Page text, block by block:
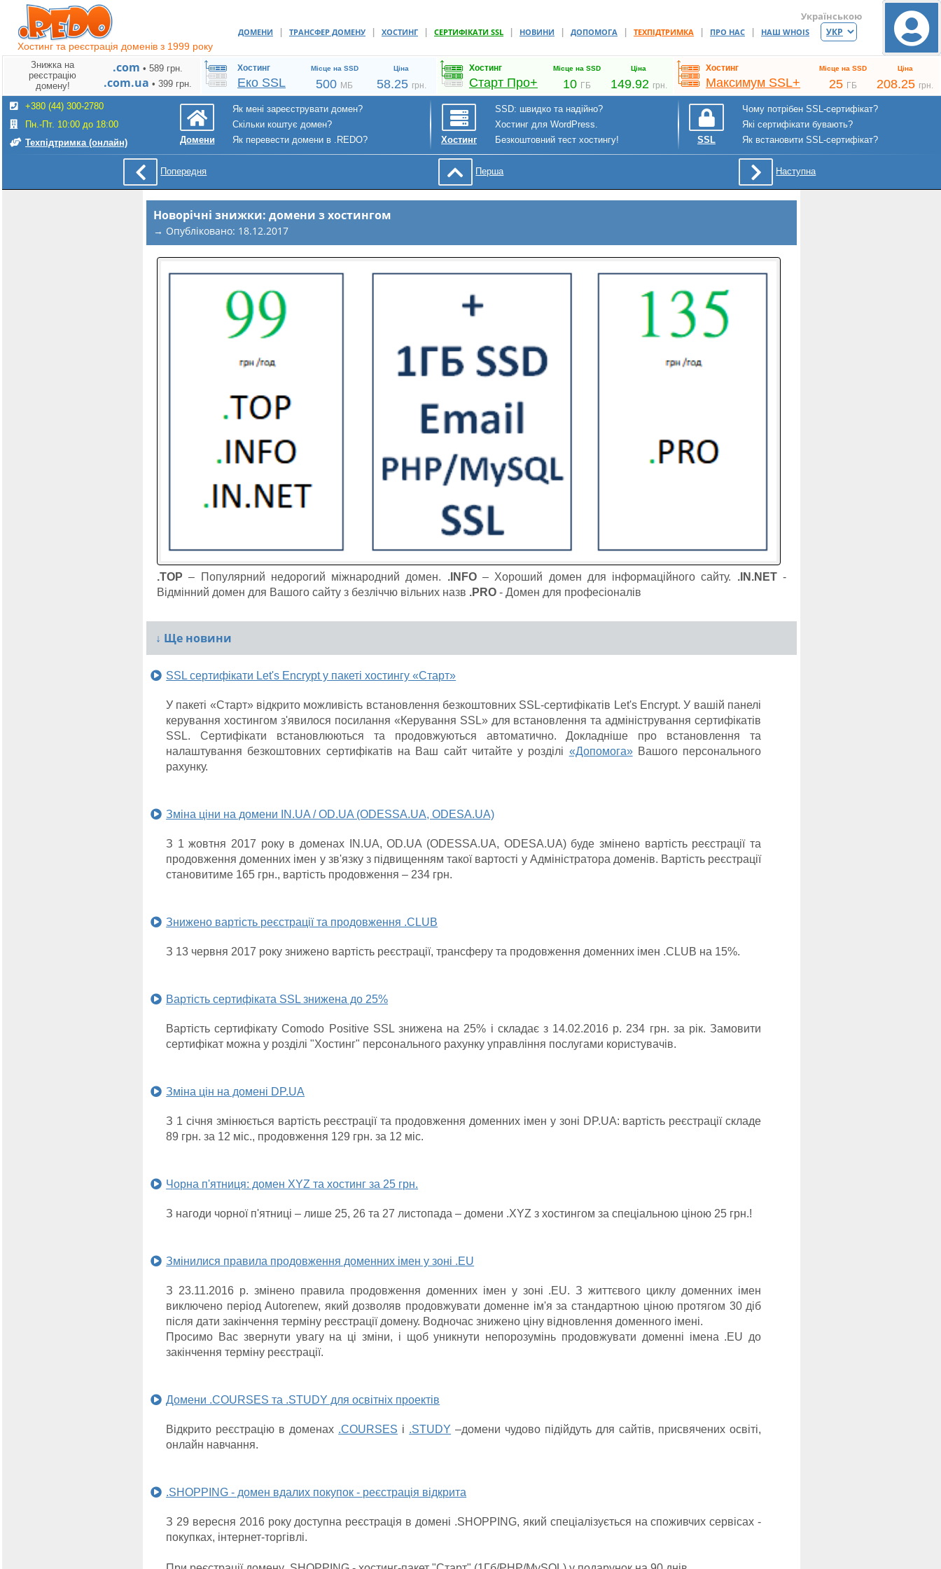
Хостинг та реєстрація доменів з 1999 року
ДОМЕНИ | ТРАНСФЕР ДОМЕНУ | ХОСТИНГ | СЕРТИФІКАТИ SSL | НОВИНИ | ДОПОМОГА | ТЕХПІДТРИМКА | ПРО НАС | НАШ WHOIS
Українською
Знижка на
реєстрацію
домену!
.com • 589 грн.
.com.ua • 399 грн.
Хостинг
Еко SSL
Місце на SSD Ціна
500 МБ 58.25 грн.
Хостинг
Старт Про+
Місце на SSD Ціна
10 ГБ 149.92 грн.
Хостинг
Максимум SSL+
Місце на SSD Ціна
25 ГБ 208.25 грн.
+380 (44) 300-2780
Пн.-Пт. 10:00 до 18:00
Техпідтримка (онлайн)
Домени
Як мені зареєструвати домен?
Скільки коштує домен?
Як перевести домени в .REDO?
Хостинг
SSD: швидко та надійно?
Хостинг для WordPress.
Безкоштовний тест хостингу!
SSL
Чому потрібен SSL-сертифікат?
Які сертифікати бувають?
Як встановити SSL-сертифікат?
Попередня Перша Наступна
Новорічні знижки: домени з хостингом
→ Опубліковано: 18.12.2017
.TOP – Популярний недорогий міжнародний домен. .INFO– Хороший домен для інформаційного сайту. .IN.NET-
Відмінний домен для Вашого сайту з безліччю вільних назв .PRO - Домен для професіоналів
↓ Ще новини
SSL сертифікати Let's Encrypt у пакеті хостингу «Старт»
У пакеті «Старт» відкрито можливість встановлення безкоштовних SSL-сертифікатів Let's Encrypt. У вашій панелі
керування хостингом з'явилося посилання «Керування SSL» для встановлення та адміністрування сертифікатів
SSL. Сертифікати встановлюються та продовжуються автоматично. Докладніше про встановлення та
налаштування безкоштовних сертифікатів на Ваш сайт читайте у розділі «Допомога»Вашого персонального
рахунку.
Зміна ціни на домени IN.UA / OD.UA (ODESSA.UA, ODESA.UA)
З 1 жовтня 2017 року в доменах IN.UA, OD.UA (ODESSA.UA, ODESA.UA) буде змінено вартість реєстрації та
продовження доменних імен у зв'язку з підвищенням такої вартості у Адміністратора доменів. Вартість реєстрації
становитиме 165 грн., вартість продовження – 234 грн.
Знижено вартість реєстрації та продовження .CLUB
З 13 червня 2017 року знижено вартість реєстрації, трансферу та продовження доменних імен .CLUB на 15%.
Вартість сертифіката SSL знижена до 25%
Вартість сертифікату Comodo Positive SSL знижена на 25% і складає з 14.02.2016 р. 234 грн. за рік. Замовити
сертифікат можна у розділі "Хостинг" персонального рахунку управління послугами користувачів.
Зміна цін на домені DP.UA
З 1 січня змінюється вартість реєстрації та продовження доменних імен у зоні DP.UA: вартість реєстрації складе
89 грн. за 12 міс., продовження 129 грн. за 12 міс.
Чорна п'ятниця: домен XYZ та хостинг за 25 грн.
З нагоди чорної п'ятниці – лише 25, 26 та 27 листопада – домени .XYZ з хостингом за спеціальною ціною 25 грн.!
Змінилися правила продовження доменних імен у зоні .EU
З 23.11.2016 р. змінено правила продовження доменних імен у зоні .EU. З життєвого циклу доменних імен
виключено період Autorenew, який дозволяв продовжувати доменне ім'я за стандартною ціною протягом 30 діб
після дати закінчення терміну реєстрації домену. Водночас знижено ціну відновлення доменного імені.
Просимо Вас звернути увагу на ці зміни, і щоб уникнути непорозумінь продовжувати доменні імена .EU до
закінчення терміну реєстрації.
Домени .COURSES та .STUDY для освітніх проектів
Відкрито реєстрацію в доменах .COURSES і .STUDY –домени чудово підійдуть для сайтів, присвячених освіті,
онлайн навчання.
.SHOPPING - домен вдалих покупок - реєстрація відкрита
З 29 вересня 2016 року доступна реєстрація в домені .SHOPPING, який спеціалізується на споживчих сервісах -
покупках, інтернет-торгівлі.